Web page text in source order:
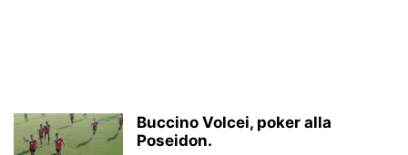
Buccino Volcei, poker alla
Poseidon.